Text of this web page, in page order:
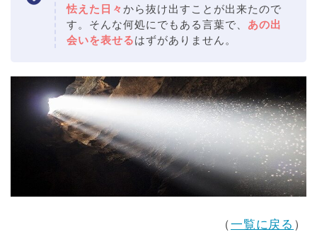
怯えた日々から抜け出すことが出来たので
す。そんな何処にでもある言葉で、 あの出
会いを表せるはずがありません。
（一覧に戻る ）